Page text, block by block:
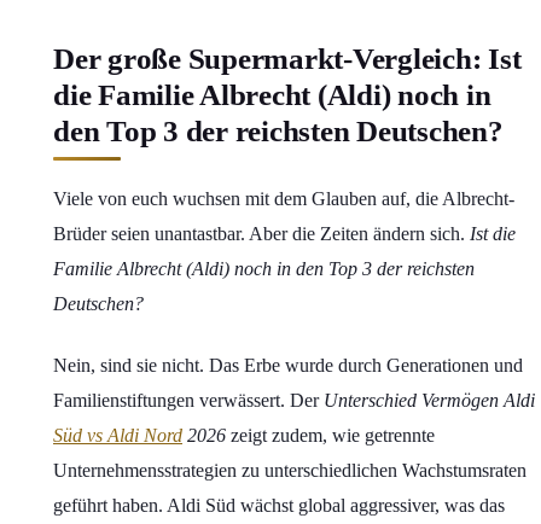
Der große Supermarkt-Vergleich: Ist
die Familie Albrecht (Aldi) noch in
den Top 3 der reichsten Deutschen?
Viele von euch wuchsen mit dem Glauben auf, die Albrecht-
Brüder seien unantastbar. Aber die Zeiten ändern sich. Ist die
Familie Albrecht (Aldi) noch in den Top 3 der reichsten
Deutschen?
Nein, sind sie nicht. Das Erbe wurde durch Generationen und
Familienstiftungen verwässert. Der Unterschied Vermögen Aldi
Süd vs Aldi Nord 2026 zeigt zudem, wie getrennte
Unternehmensstrategien zu unterschiedlichen Wachstumsraten
geführt haben. Aldi Süd wächst global aggressiver, was das